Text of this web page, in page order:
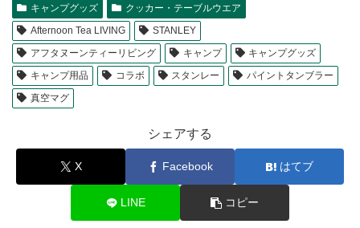
キャンプグッズ
クッカー・テーブルウエア
Afternoon Tea LIVING
STANLEY
アフタヌーンティーリビング
キャンプ
キャンプグッズ
キャンプ用品
コラボ スタンレー
パイントタンブラー
真空マグ
シェアする
X Facebook はてブ
LINE コピー